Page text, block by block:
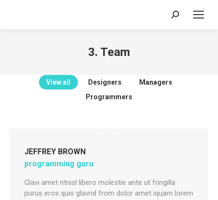
Search:
3. Team
View all Designers
Managers
Programmers
JEFFREY BROWN
programming guru
Glavi amet ritnisl libero molestie ante ut fringilla
purus eros quis glavrid from dolor amet iquam lorem